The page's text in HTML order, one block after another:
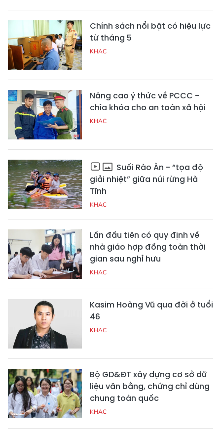
Chính sách nổi bật có hiệu lực
từ tháng 5
KHAC
Nâng cao ý thức về PCCC -
chìa khóa cho an toàn xã hội
KHAC
Suối Rào Àn - “tọa độ
giải nhiệt” giữa núi rừng Hà
Tĩnh
KHAC
Lần đầu tiên có quy định về
nhà giáo hợp đồng toàn thời
gian sau nghỉ hưu
KHAC
Kasim Hoàng Vũ qua đời ở tuổi
46
KHAC
Bộ GD&ĐT xây dựng cơ sở dữ
liệu văn bằng, chứng chỉ dùng
chung toàn quốc
KHAC